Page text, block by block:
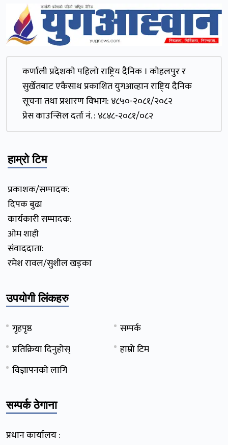
कर्णाली प्रदेशकाे पहिलाे राष्ट्रिय दैनिक । काेहलपुर र
सुर्खेतबाट एकैसाथ प्रकाशित युगआव्हान राष्टि्य दैनिक
सूचना तथा प्रशारण विभाग: ४८५०-२०८१/२०८२
प्रेस काउन्सिल दर्ता नं. : ४८४८-२०८१/०८२
हाम्रो टिम
प्रकाशक/सम्पादक:
दिपक बुढा
कार्यकारी सम्पादक:
ओम शाही
संवाददाता:
रमेश रावल/सुशील खड्का
उपयोगी लिंकहरु
गृहपृष्ठ
सम्पर्क
प्रतिक्रिया दिनुहोस्
हाम्रो टिम
विज्ञापनको लागि
सम्पर्क ठेगाना
प्रधान कार्यालय :